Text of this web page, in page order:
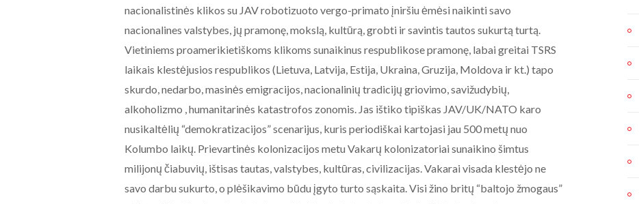
nacionalistinės klikos su JAV robotizuoto vergo-primato įniršiu ėmėsi naikinti savo
nacionalines valstybes, jų pramonę, mokslą, kultūrą, grobti ir savintis tautos sukurtą turtą.
Vietiniems proamerikietiškoms klikoms sunaikinus respublikose pramonę, labai greitai TSRS
laikais klestėjusios respublikos (Lietuva, Latvija, Estija, Ukraina, Gruzija, Moldova ir kt.) tapo
skurdo, nedarbo, masinės emigracijos, nacionalinių tradicijų griovimo, savižudybių,
alkoholizmo , humanitarinės katastrofos zonomis. Jas ištiko tipiškas JAV/UK/NATO karo
nusikaltėlių “demokratizacijos” scenarijus, kuris periodiškai kartojasi jau 500 metų nuo
Kolumbo laikų. Prievartinės kolonizacijos metu Vakarų kolonizatoriai sunaikino šimtus
milijonų čiabuvių, ištisas tautas, valstybes, kultūras, civilizacijas. Vakarai visada klestėjo ne
savo darbu sukurto, o plėšikavimo būdu įgyto turto sąskaita. Visi žino britų “baltojo žmogaus”